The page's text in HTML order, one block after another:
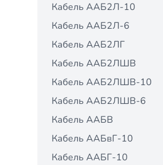
Кабель ААБ2Л-10
Кабель ААБ2Л-6
Кабель ААБ2ЛГ
Кабель ААБ2ЛШВ
Кабель ААБ2ЛШВ-10
Кабель ААБ2ЛШВ-6
Кабель ААБВ
Кабель ААБвГ-10
Кабель ААБГ-10